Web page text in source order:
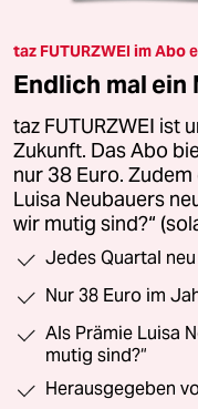
taz FUTURZWEI im Abo
Endlich mal
taz FUTURZWEI ist
Zukunft. Das Abo
nur 38 Euro.
Luisa Neubauers
wir mutig sind?“
Jedes Quartal
Nur 38 Euro im
Als Prämie Luisa
mutig sind?“
Herausgegeben